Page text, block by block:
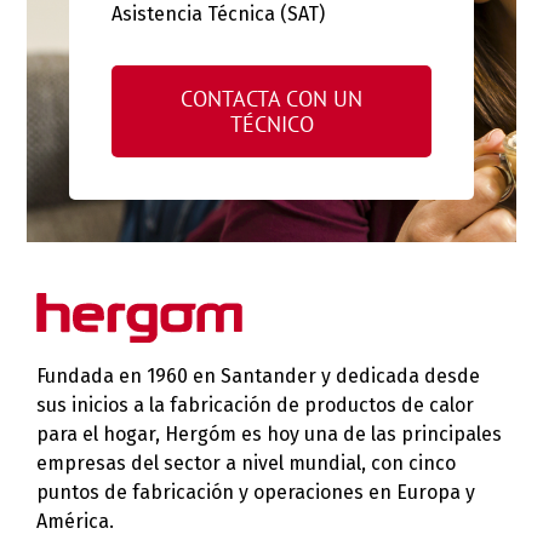
Asistencia Técnica (SAT)
CONTACTA CON UN
TÉCNICO
Fundada en 1960 en Santander y dedicada desde
sus inicios a la fabricación de productos de calor
para el hogar, Hergóm es hoy una de las principales
empresas del sector a nivel mundial, con cinco
puntos de fabricación y operaciones en Europa y
América.